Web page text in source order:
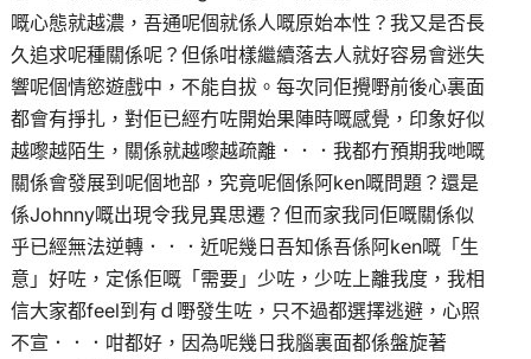
嘅心態就越濃，吾通呢個就係人嘅原始本性？我又是否長
久追求呢種關係呢？但係咁樣繼續落去人就好容易會迷失
響呢個情慾遊戲中，不能自拔。每次同佢攪嘢前後心裏面
都會有掙扎，對佢已經冇咗開始果陣時嘅感覺，印象好似
越嚟越陌生，關係就越嚟越疏離．．．我都冇預期我哋嘅
關係會發展到呢個地部，究竟呢個係阿ken嘅問題？還是
係Johnny嘅出現令我見異思遷？但而家我同佢嘅關係似
乎已經無法逆轉．．．近呢幾日吾知係吾係阿ken嘅「生
意」好咗，定係佢嘅「需要」少咗，少咗上離我度，我相
信大家都feel到有ｄ嘢發生咗，只不過都選擇逃避，心照
不宣．．．咁都好，因為呢幾日我腦裏面都係盤旋著